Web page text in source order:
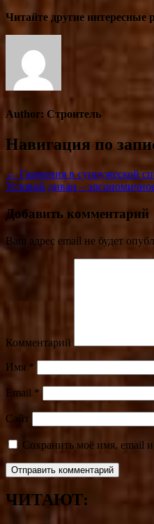
Читайте другие интересные
Author: Строитель
Навигация по
← Гармония в супружеской
Угловой диван –
Добавить комментарий
Ваш адрес email не будет
Комментарий
Имя *
Email *
Сайт
Сохранить моё имя, email
ЧИТАЮТ: